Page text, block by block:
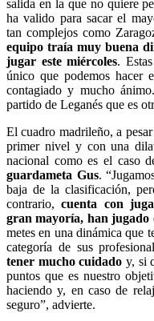
salida en la que no quiere
ha valido para sacar el
tan complejos como
equipo traía muy buena
jugar este miércoles.
único que podemos hacer
contagiado y mucho
partido de Leganés que es
El cuadro madrileño, a
primer nivel y con una
nacional como es el caso
guardameta Gus.
baja de la clasificación,
contrario,cuenta con
gran mayoría, han jugado
metes en una dinámica que
categoría de sus
tener mucho cuidado y, si
puntos que es nuestro
haciendo y, en caso de
seguro”, advierte.